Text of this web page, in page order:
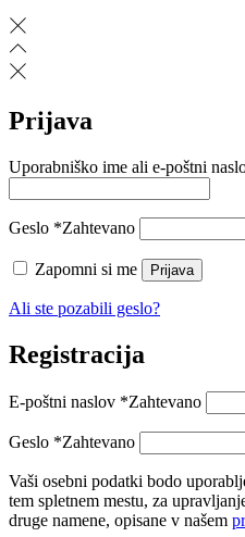
Prijava
Uporabniško ime ali e-poštni
Geslo *Zahtevano
Zapomni si me Prijava
Ali ste pozabili geslo?
Registracija
E-poštni naslov *Zahtevano
Geslo *Zahtevano
Vaši osebni podatki bodo
tem spletnem mestu, za
druge namene, opisane v našem